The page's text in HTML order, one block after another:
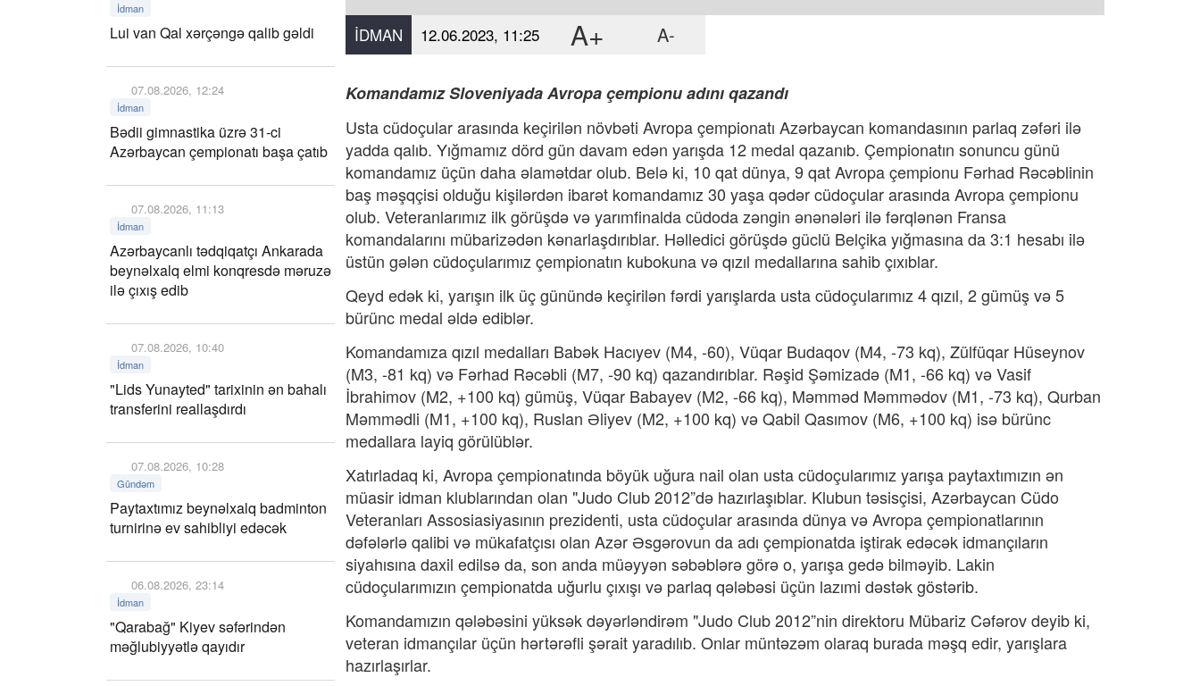
İdman
Lui van Qal xərçəngə qalib gəldi
07.08.2026, 12:24
İdman
Bədii gimnastika üzrə 31-ci
Azərbaycan çempionatı başa çatıb
07.08.2026, 11:13
İdman
Azərbaycanlı tədqiqatçı Ankarada
beynəlxalq elmi konqresdə məruzə
ilə çıxış edib
07.08.2026, 10:40
İdman
"Lids Yunayted" tarixinin ən bahalı
transferini reallaşdırdı
07.08.2026, 10:28
Gündəm
Paytaxtımız beynəlxalq badminton
turnirinə ev sahibliyi edəcək
06.08.2026, 23:14
İdman
"Qarabağ" Kiyev səfərindən
məğlubiyyətlə qayıdır
İDMAN 12.06.2023, 11:25 A+ A-
Komandamız Sloveniyada Avropa çempionu adını qazandı
Usta cüdoçular arasında keçirilən növbəti Avropa çempionatı Azərbaycan komandasının parlaq zəfəri ilə
yadda qalıb. Yığmamız dörd gün davam edən yarışda 12 medal qazanıb. Çempionatın sonuncu günü
komandamız üçün daha əlamətdar olub. Belə ki, 10 qat dünya, 9 qat Avropa çempionu Fərhad Rəcəblinin
baş məşqçisi olduğu kişilərdən ibarət komandamız 30 yaşa qədər cüdoçular arasında Avropa çempionu
olub. Veteranlarımız ilk görüşdə və yarımfinalda cüdoda zəngin ənənələri ilə fərqlənən Fransa
komandalarını mübarizədən kənarlaşdırıblar. Həlledici görüşdə güclü Belçika yığmasına da 3:1 hesabı ilə
üstün gələn cüdoçularımız çempionatın kubokuna və qızıl medallarına sahib çıxıblar.
Qeyd edək ki, yarışın ilk üç günündə keçirilən fərdi yarışlarda usta cüdoçularımız 4 qızıl, 2 gümüş və 5
bürünc medal əldə ediblər.
Komandamıza qızıl medalları Babək Hacıyev (M4, -60), Vüqar Budaqov (M4, -73 kq), Zülfüqar Hüseynov
(M3, -81 kq) və Fərhad Rəcəbli (M7, -90 kq) qazandırıblar. Rəşid Şəmizadə (M1, -66 kq) və Vasif
İbrahimov (M2, +100 kq) gümüş, Vüqar Babayev (M2, -66 kq), Məmməd Məmmədov (M1, -73 kq), Qurban
Məmmədli (M1, +100 kq), Ruslan Əliyev (M2, +100 kq) və Qabil Qasımov (M6, +100 kq) isə bürünc
medallara layiq görülüblər.
Xatırladaq ki, Avropa çempionatında böyük uğura nail olan usta cüdoçularımız yarışa paytaxtımızın ən
müasir idman klublarından olan "Judo Club 2012”də hazırlaşıblar. Klubun təsisçisi, Azərbaycan Cüdo
Veteranları Assosiasiyasının prezidenti, usta cüdoçular arasında dünya və Avropa çempionatlarının
dəfələrlə qalibi və mükafatçısı olan Azər Əsgərovun da adı çempionatda iştirak edəcək idmançıların
siyahısına daxil edilsə da, son anda müəyyən səbəblərə görə o, yarışa gedə bilməyib. Lakin
cüdoçularımızın çempionatda uğurlu çıxışı və parlaq qələbəsi üçün lazımi dəstək göstərib.
Komandamızın qələbəsini yüksək dəyərləndirəm "Judo Club 2012”nin direktoru Mübariz Cəfərov deyib ki,
veteran idmançılar üçün hərtərəfli şərait yaradılıb. Onlar müntəzəm olaraq burada məşq edir, yarışlara
hazırlaşırlar.